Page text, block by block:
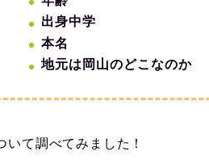
出身中学
本名
地元は岡山のどこなのか
いて調べてみました！